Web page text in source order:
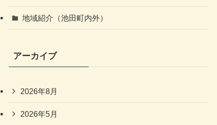
地域紹介（池田町内外）
アーカイブ
2026年8月
2026年5月